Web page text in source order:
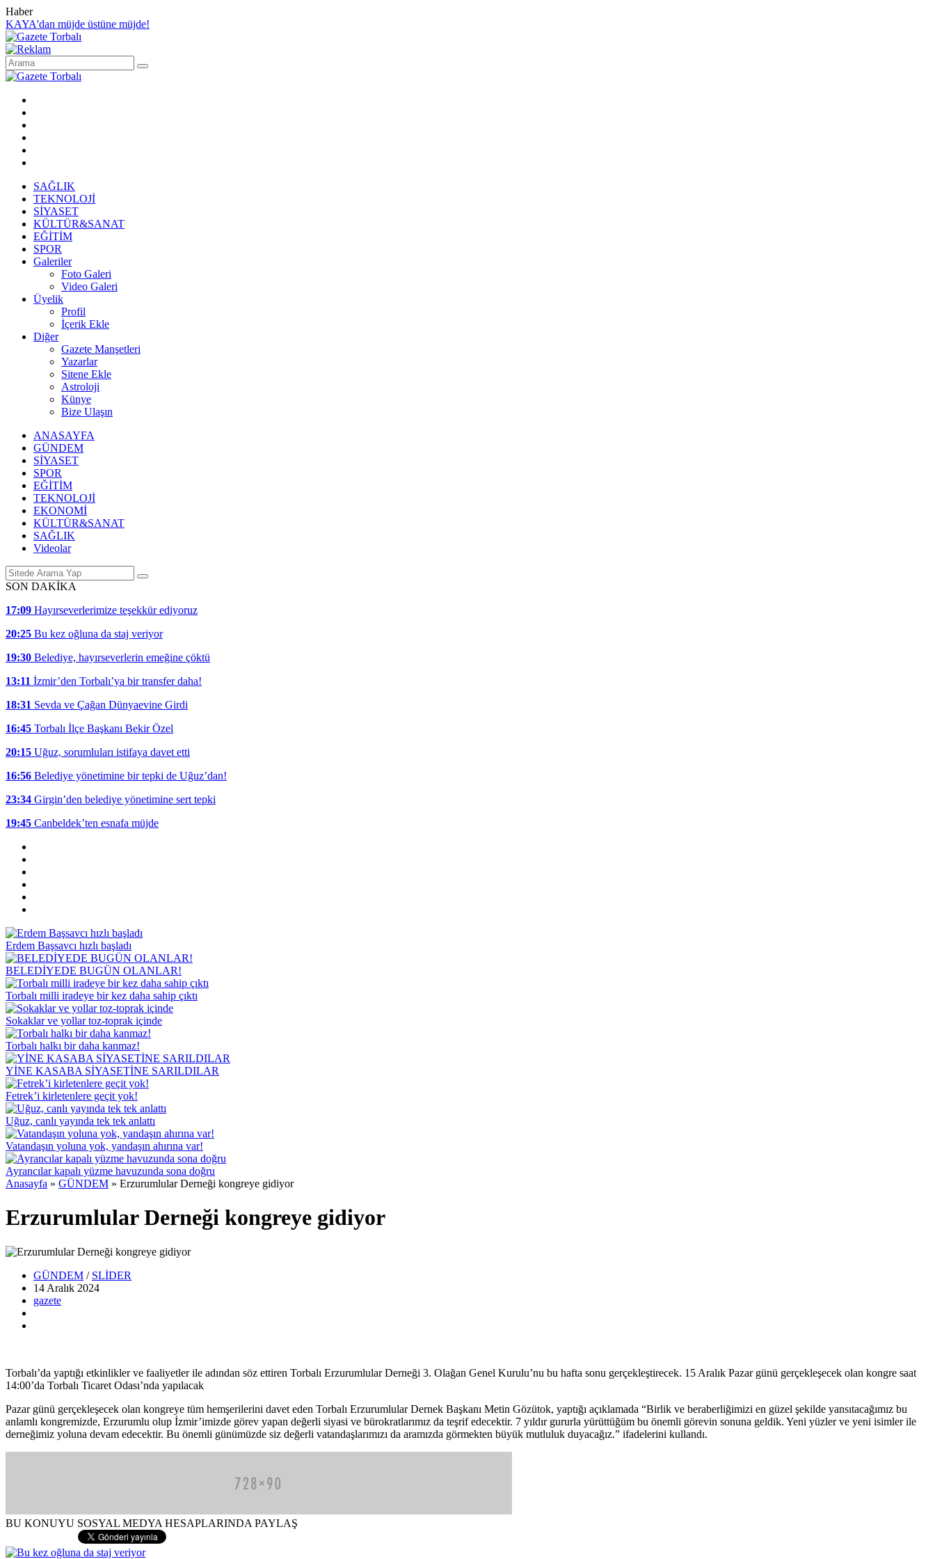
Haber
KAYA'dan müjde üstüne müjde!
SAĞLIK
TEKNOLOJİ
SİYASET
KÜLTÜR&SANAT
EĞİTİM
SPOR
Galeriler
Foto Galeri
Video Galeri
Üyelik
Profil
İçerik Ekle
Diğer
Gazete Manşetleri
Yazarlar
Sitene Ekle
Astroloji
Künye
Bize Ulaşın
ANASAYFA
GÜNDEM
SİYASET
SPOR
EĞİTİM
TEKNOLOJİ
EKONOMİ
KÜLTÜR&SANAT
SAĞLIK
Videolar
SON DAKİKA
17:09 Hayırseverlerimize teşekkür ediyoruz
20:25 Bu kez oğluna da staj veriyor
19:30 Belediye, hayırseverlerin emeğine çöktü
13:11 İzmir’den Torbalı’ya bir transfer daha!
18:31 Sevda ve Çağan Dünyaevine Girdi
16:45 Torbalı İlçe Başkanı Bekir Özel
20:15 Uğuz, sorumluları istifaya davet etti
16:56 Belediye yönetimine bir tepki de Uğuz’dan!
23:34 Girgin’den belediye yönetimine sert tepki
19:45 Canbeldek’ten esnafa müjde
Erdem Başsavcı hızlı başladı
BELEDİYEDE BUGÜN OLANLAR!
Torbalı milli iradeye bir kez daha sahip çıktı
Sokaklar ve yollar toz-toprak içinde
Torbalı halkı bir daha kanmaz!
YİNE KASABA SİYASETİNE SARILDILAR
Fetrek’i kirletenlere geçit yok!
Uğuz, canlı yayında tek tek anlattı
Vatandaşın yoluna yok, yandaşın ahırına var!
Ayrancılar kapalı yüzme havuzunda sona doğru
Anasayfa » GÜNDEM » Erzurumlular Derneği kongreye gidiyor
Erzurumlular Derneği kongreye gidiyor
GÜNDEM / SLİDER
14 Aralık 2024
gazete
Torbalı’da yaptığı etkinlikler ve faaliyetler ile adından söz ettiren Torbalı Erzurumlular Derneği 3. Olağan Genel Kurulu’nu bu hafta sonu gerçekleştirecek. 15 Aralık Pazar günü gerçekleşecek olan kongre saat
14:00’da Torbalı Ticaret Odası’nda yapılacak
Pazar günü gerçekleşecek olan kongreye tüm hemşerilerini davet eden Torbalı Erzurumlular Dernek Başkanı Metin Gözütok, yaptığı açıklamada “Birlik ve beraberliğimizi en güzel şekilde yansıtacağımız bu
anlamlı kongremizde, Erzurumlu olup İzmir’imizde görev yapan değerli siyasi ve bürokratlarımız da teşrif edecektir. 7 yıldır gururla yürüttüğüm bu önemli görevin sonuna geldik. Yeni yüzler ve yeni isimler ile
derneğimiz yoluna devam edecektir. Bu önemli günümüzde siz değerli vatandaşlarımızı da aramızda görmekten büyük mutluluk duyacağız.” ifadelerini kullandı.
BU KONUYU SOSYAL MEDYA HESAPLARINDA PAYLAŞ